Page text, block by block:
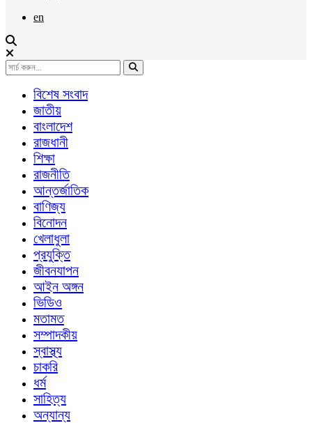
en
বিশেষ সংবাদ
জাতীয়
বাংলাদেশ
রাজধানী
শিক্ষা
রাজনীতি
আন্তর্জাতিক
বাণিজ্য
বিনোদন
খেলাধুলা
প্রযুক্তি
জীবনযাপন
আইন অঙ্গন
ভিডিও
মতামত
সম্পাদকীয়
স্বাস্থ্য
চাকরি
ধর্ম
সাহিত্য
অন্যান্য